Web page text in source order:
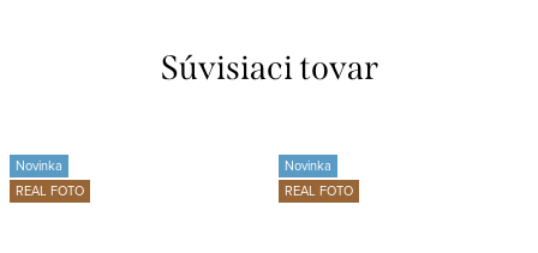
Súvisiaci tovar
Novinka
REAL FOTO
Novinka
REAL FOTO